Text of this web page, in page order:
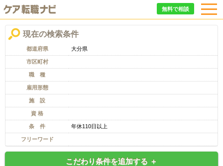
無料で相談
現在の検索条件
都道府県 大分県
市区町村
職 種
雇用形態
施 設
資 格
条 件 年休110日以上
フリーワード
こだわり条件を追加する ＋